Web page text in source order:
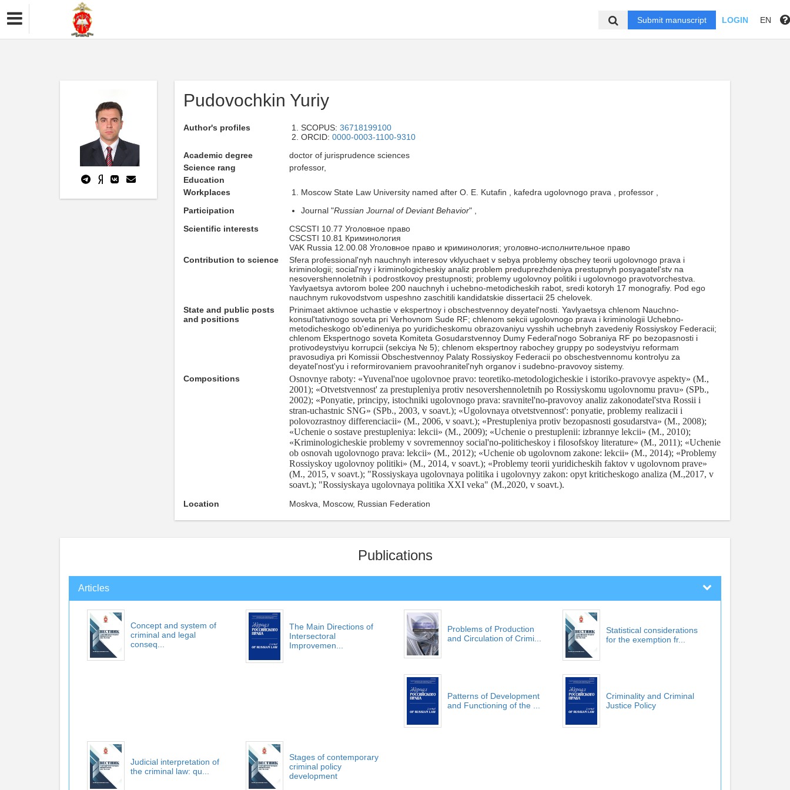
Submit manuscript LOGIN EN
Pudovochkin Yuriy
Author's profiles SCOPUS: 36718199100
ORCID: 0000-0003-1100-9310
Academic degree
doctor of jurisprudence sciences
Science rang
professor,
Education
Workplaces
Moscow State Law University named after O. E. Kutafin , kafedra ugolovnogo prava , professor ,
Participation
Journal "Russian Journal of Deviant Behavior" ,
Scientific interests
CSCSTI 10.77 Уголовное право
CSCSTI 10.81 Криминология
VAK Russia 12.00.08 Уголовное право и криминология; уголовно-исполнительное право
Contribution to science
Sfera professional'nyh nauchnyh interesov vklyuchaet v sebya problemy obschey teorii ugolovnogo prava i
kriminologii; social'nyy i kriminologicheskiy analiz problem preduprezhdeniya prestupnyh posyagatel'stv na
nesovershennoletnih i podrostkovoy prestupnosti; problemy ugolovnoy politiki i ugolovnogo pravotvorchestva.
Yavlyaetsya avtorom bolee 200 nauchnyh i uchebno-metodicheskih rabot, sredi kotoryh 17 monografiy. Pod ego
nauchnym rukovodstvom uspeshno zaschitili kandidatskie dissertacii 25 chelovek.
State and public posts
and positions
Prinimaet aktivnoe uchastie v ekspertnoy i obschestvennoy deyatel'nosti. Yavlyaetsya chlenom Nauchno-
konsul'tativnogo soveta pri Verhovnom Sude RF; chlenom sekcii ugolovnogo prava i kriminologii Uchebno-
metodicheskogo ob'edineniya po yuridicheskomu obrazovaniyu vysshih uchebnyh zavedeniy Rossiyskoy Federacii;
chlenom Ekspertnogo soveta Komiteta Gosudarstvennoy Dumy Federal'nogo Sobraniya RF po bezopasnosti i
protivodeystviyu korrupcii (sekciya № 5); chlenom ekspertnoy rabochey gruppy po sodeystviyu reformam
pravosudiya pri Komissii Obschestvennoy Palaty Rossiyskoy Federacii po obschestvennomu kontrolyu za
deyatel'nost'yu i reformirovaniem pravoohranitel'nyh organov i sudebno-pravovoy sistemy.
Compositions
Osnovnye raboty: «Yuvenal'noe ugolovnoe pravo: teoretiko-metodologicheskie i istoriko-pravovye aspekty» (M.,
2001); «Otvetstvennost' za prestupleniya protiv nesovershennoletnih po Rossiyskomu ugolovnomu pravu» (SPb.,
2002); «Ponyatie, principy, istochniki ugolovnogo prava: sravnitel'no-pravovoy analiz zakonodatel'stva Rossii i
stran-uchastnic SNG» (SPb., 2003, v soavt.); «Ugolovnaya otvetstvennost': ponyatie, problemy realizacii i
polovozrastnoy differenciacii» (M., 2006, v soavt.); «Prestupleniya protiv bezopasnosti gosudarstva» (M., 2008);
«Uchenie o sostave prestupleniya: lekcii» (M., 2009); «Uchenie o prestuplenii: izbrannye lekcii» (M., 2010);
«Kriminologicheskie problemy v sovremennoy social'no-politicheskoy i filosofskoy literature» (M., 2011); «Uchenie
ob osnovah ugolovnogo prava: lekcii» (M., 2012); «Uchenie ob ugolovnom zakone: lekcii» (M., 2014); «Problemy
Rossiyskoy ugolovnoy politiki» (M., 2014, v soavt.); «Problemy teorii yuridicheskih faktov v ugolovnom prave»
(M., 2015, v soavt.); "Rossiyskaya ugolovnaya politika i ugolovnyy zakon: opyt kriticheskogo analiza (M.,2017, v
soavt.); "Rossiyskaya ugolovnaya politika XXI veka" (M.,2020, v soavt.).
Location Moskva, Moscow, Russian Federation
Publications
Articles
Concept and system of
criminal and legal
conseq...
The Main Directions of
Intersectoral
Improvemen...
Problems of Production
and Circulation of Crimi...
Statistical considerations
for the exemption fr...
Patterns of Development
and Functioning of the ...
Criminality and Criminal
Justice Policy
Judicial interpretation of
the criminal law: qu...
Stages of contemporary
criminal policy
development